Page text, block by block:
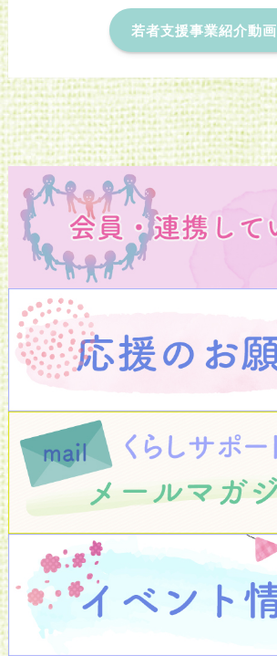
若者支援事業紹介動画